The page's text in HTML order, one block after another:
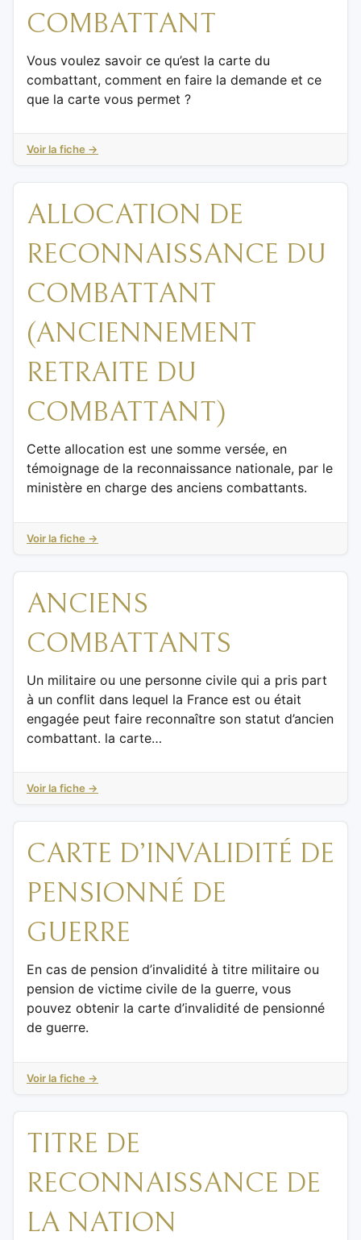
COMBATTANT
Vous voulez savoir ce qu’est la carte du
combattant, comment en faire la demande et ce
que la carte vous permet ?
Voir la fiche →
ALLOCATION DE
RECONNAISSANCE DU
COMBATTANT
(ANCIENNEMENT
RETRAITE DU
COMBATTANT)
Cette allocation est une somme versée, en
témoignage de la reconnaissance nationale, par le
ministère en charge des anciens combattants.
Voir la fiche →
ANCIENS
COMBATTANTS
Un militaire ou une personne civile qui a pris part
à un conflit dans lequel la France est ou était
engagée peut faire reconnaître son statut d’ancien
combattant. la carte…
Voir la fiche →
CARTE D’INVALIDITÉ DE
PENSIONNÉ DE
GUERRE
En cas de pension d’invalidité à titre militaire ou
pension de victime civile de la guerre, vous
pouvez obtenir la carte d’invalidité de pensionné
de guerre.
Voir la fiche →
TITRE DE
RECONNAISSANCE DE
LA NATION